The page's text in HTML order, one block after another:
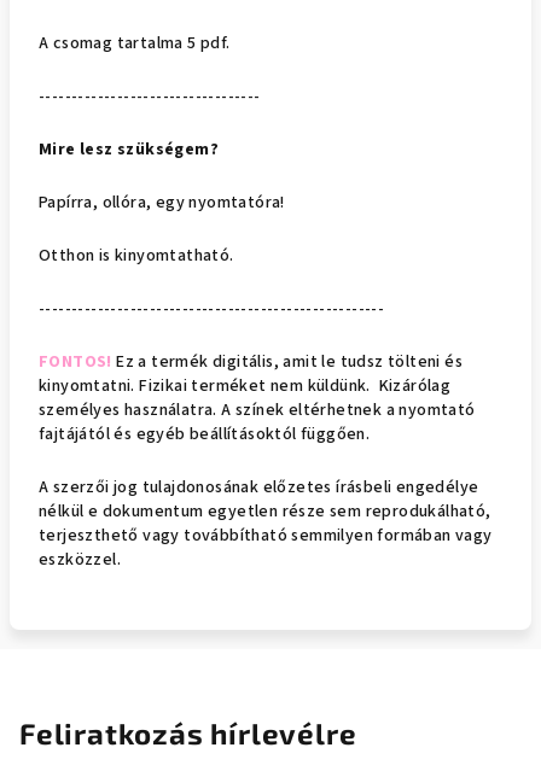
A csomag tartalma 5 pdf.
----------------------------------
Mire lesz szükségem?
Papírra, ollóra, egy nyomtatóra!
Otthon is kinyomtatható.
-----------------------------------------------------
FONTOS! Ez a termék digitális, amit le tudsz tölteni és
kinyomtatni. Fizikai terméket nem küldünk. Kizárólag
személyes használatra. A színek eltérhetnek a nyomtató
fajtájától és egyéb beállításoktól függően.
A szerzői jog tulajdonosának előzetes írásbeli engedélye
nélkül e dokumentum egyetlen része sem reprodukálható,
terjeszthető vagy továbbítható semmilyen formában vagy
eszközzel.
Feliratkozás hírlevélre